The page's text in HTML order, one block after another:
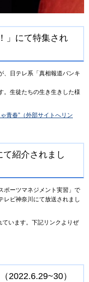
」にて特集され
、日テレ系「真相報道バンキ
。生徒たちの生き生きした様
青春”（外部サイトへリン
紹介されまし
ポーツマネジメント実習」で
レビ神奈川にて放送されまし
います。下記リンクよりぜ
2022.6.29~30）